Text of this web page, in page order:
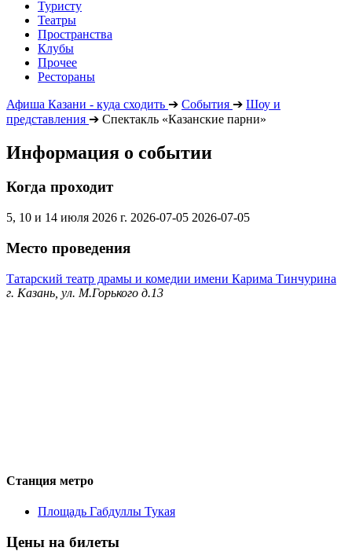
Туристу
Театры
Пространства
Клубы
Прочее
Рестораны
Афиша Казани - куда сходить ➔ События ➔ Шоу и
представления ➔ Спектакль «Казанские парни»
Информация о событии
Когда проходит
5, 10 и 14 июля 2026 г. 2026-07-05 2026-07-05
Место проведения
Татарский театр драмы и комедии имени Карима Тинчурина
г. Казань, ул. М.Горького д.13
Станция метро
Площадь Габдуллы Тукая
Цены на билеты